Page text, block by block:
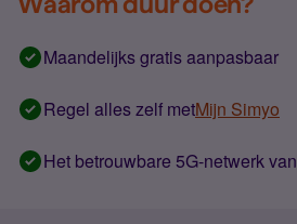
Maandelijks gratis aanpasbaar
Regel alles zelf metMijn Simyo
Het betrouwbare 5G-netwerk van